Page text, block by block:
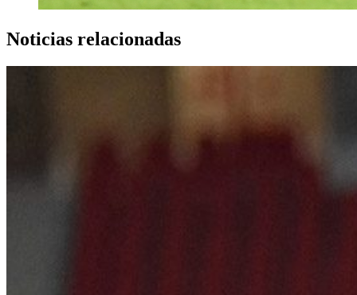
Noticias relacionadas